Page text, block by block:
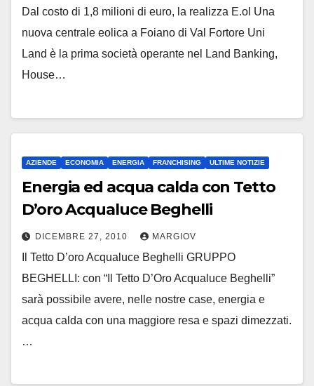
Dal costo di 1,8 milioni di euro, la realizza E.ol Una
nuova centrale eolica a Foiano di Val Fortore Uni
Land è la prima società operante nel Land Banking,
House…
AZIENDE ECONOMIA ENERGIA FRANCHISING ULTIME NOTIZIE
Energia ed acqua calda con Tetto
D’oro Acqualuce Beghelli
DICEMBRE 27, 2010 MARGIOV
Il Tetto D’oro Acqualuce Beghelli GRUPPO
BEGHELLI: con “Il Tetto D’Oro Acqualuce Beghelli”
sarà possibile avere, nelle nostre case, energia e
acqua calda con una maggiore resa e spazi dimezzati.
…